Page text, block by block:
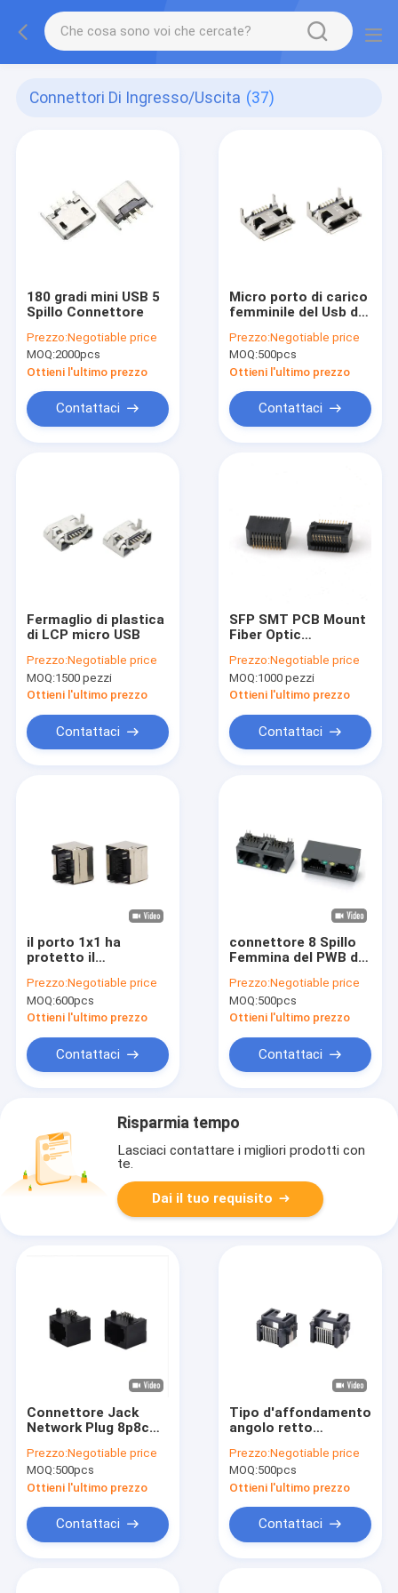
Connettori Di Ingresso/uscita (37)
180 gradi mini USB 5
Spillo Connettore
Prezzo:Negotiable price
MOQ:2000pcs
Ottieni l'ultimo prezzo
Contattaci
Micro porto di carico
femminile del Usb di
Prezzo:Negotiable price
MOQ:500pcs
Ottieni l'ultimo prezzo
Contattaci
Fermaglio di plastica
di LCP micro USB
Prezzo:Negotiable price
MOQ:1500 pezzi
Ottieni l'ultimo prezzo
Contattaci
SFP SMT PCB Mount
Fiber Optic
SFP+ Cage Insulator
Module Connector
Prezzo:Negotiable price
MOQ:1000 pezzi
Ottieni l'ultimo prezzo
Contattaci
il porto 1x1 ha
protetto il
femminile di Jack
8P8C RJ45 con Jack
modulare principale
Prezzo:Negotiable price
MOQ:600pcs
Ottieni l'ultimo prezzo
Contattaci
connettore 8 Spillo
Femmina del PWB di
Straight RJ45
Prezzo:Negotiable price
MOQ:500pcs
Ottieni l'ultimo prezzo
Contattaci
Risparmia tempo
Lasciaci contattare i migliori prodotti con
te.
Dai il tuo requisito
Connettore Jack
Network Plug 8p8c
Femmina Straight
RJ45 del nero 8
Prezzo:Negotiable price
MOQ:500pcs
Ottieni l'ultimo prezzo
Contattaci
Tipo d'affondamento
angolo retto
IMMERSIONE di Jack
modulare del metà di
del supporto RJ45
connettore del PWB
Prezzo:Negotiable price
MOQ:500pcs
Ottieni l'ultimo prezzo
Contattaci